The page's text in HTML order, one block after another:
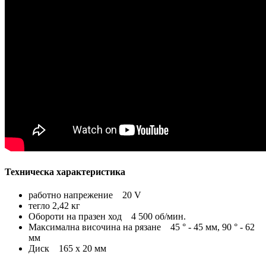
Техническа характеристика
работно напрежение 20 V
тегло 2,42 кг
Обороти на празен ход 4 500 об/мин.
Максимална височина на рязане 45 ° - 45 мм, 90 ° - 62
мм
Диск 165 х 20 мм